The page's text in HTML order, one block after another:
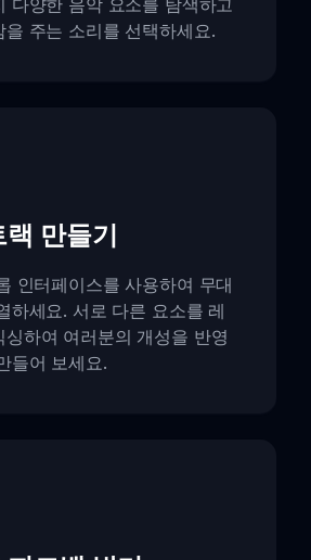
을 주는 소리를 선택하세요.
만들기
인터페이스를 사용하여 무대
하세요. 서로 다른 요소를 레
싱하여 여러분의 개성을 반영
들어 보세요.